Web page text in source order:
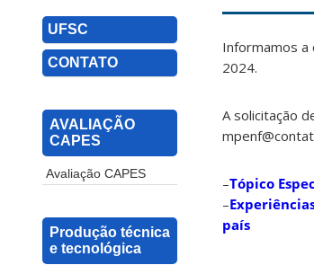
UFSC
CONTATO
AVALIAÇÃO
CAPES
Avaliação CAPES
Produção técnica
e tecnológica
Informamos a
2024.
A solicitação
–Tópico
–
país